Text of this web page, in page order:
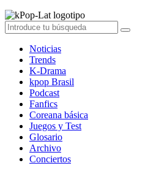
Noticias
Trends
K-Drama
kpop Brasil
Podcast
Fanfics
Coreana básica
Juegos y Test
Glosario
Archivo
Conciertos